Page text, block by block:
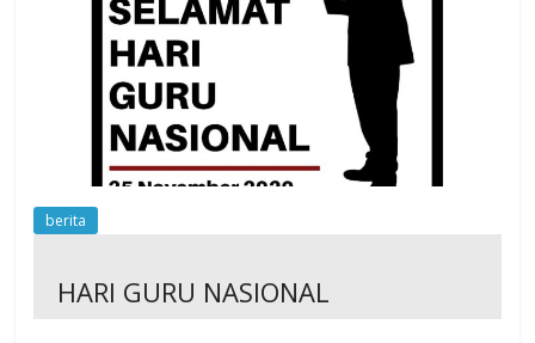
berita
HARI GURU NASIONAL